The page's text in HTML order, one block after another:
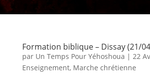
Formation biblique – Dissay (21/
par Un Temps Pour Yéhoshoua | 22
Enseignement, Marche chrétienne